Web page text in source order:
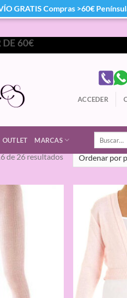
DE 60€
ACCEDER
OUTLET MARCAS
Buscar
de 26 resultadosOrdenado
por
GRATIS Compras >60€